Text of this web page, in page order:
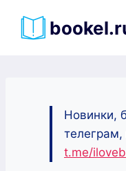
Новинки,
t.me/